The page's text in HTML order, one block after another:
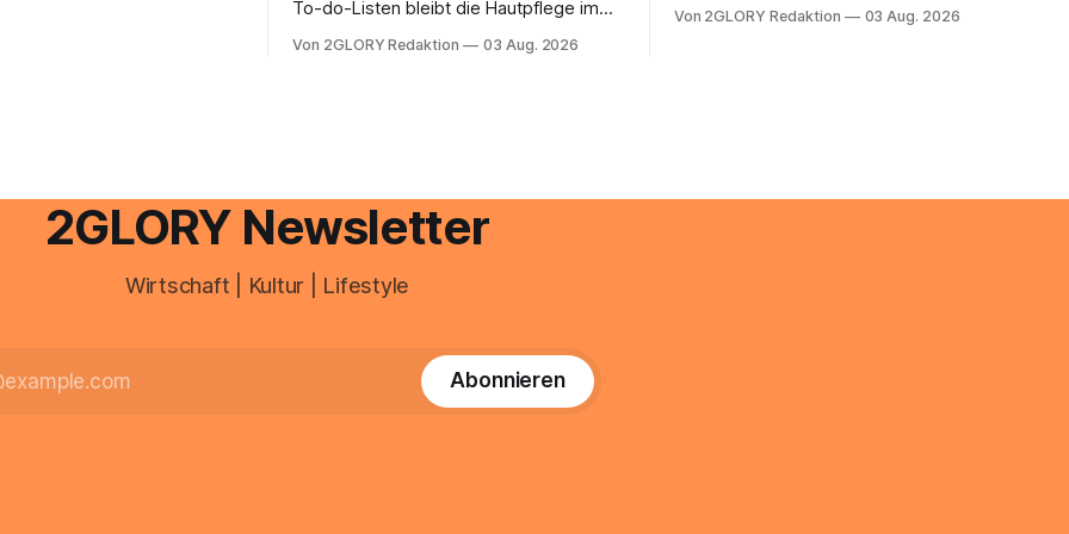
To-do-Listen bleibt die Hautpflege im
schnell abschminken, morgens eine
Unreinheiten. Professionelle
Von 2GLORY Redaktion 03 Aug. 2026
22 Prozent. Was lange als
Von 2GLORY Redaktion 03 Aug. 2026
2GLORY Newsletter
Wirtschaft | Kultur | Lifestyle
Abonnieren